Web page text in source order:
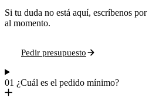
Si tu duda no está aquí, escríbenos
al momento.
Pedir presupuesto
01 ¿Cuál es el pedido mínimo?